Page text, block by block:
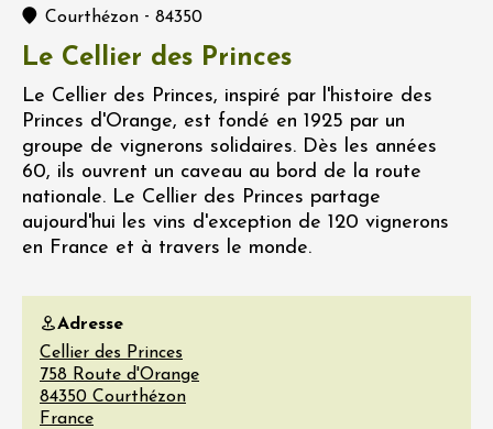
Courthézon - 84350
Le Cellier des Princes
Le Cellier des Princes, inspiré par l'histoire des
Princes d'Orange, est fondé en 1925 par un
groupe de vignerons solidaires. Dès les années
60, ils ouvrent un caveau au bord de la route
nationale. Le Cellier des Princes partage
aujourd'hui les vins d'exception de 120 vignerons
en France et à travers le monde.
Adresse
Cellier des Princes
758 Route d'Orange
84350 Courthézon
France